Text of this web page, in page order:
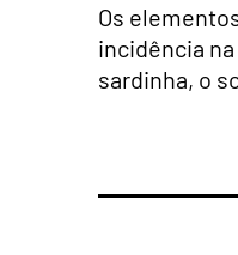
Os
incidência
sardinha, o